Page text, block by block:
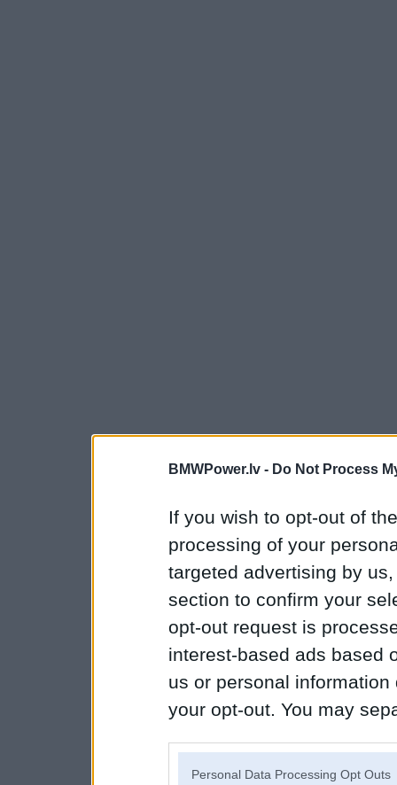
BMWPower.lv - Do Not Process
If you wish to opt-out of
processing of your
targeted advertising by
section to confirm your
opt-out request is
interest-based ads based
us or personal
your opt-out. You may
Personal Data Processing Opt Outs